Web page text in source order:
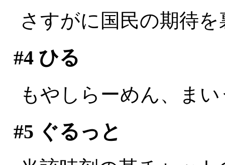
さすがに国民の期待
#4ひる
もやしらーめん、ま
#5 ぐるっと